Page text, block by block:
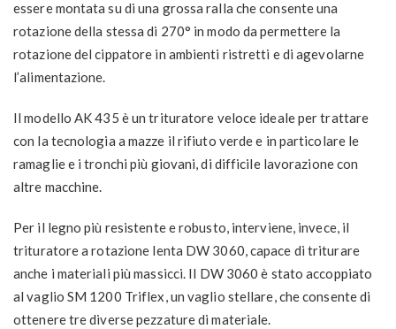
essere montata su di una grossa ralla che consente una
rotazione della stessa di 270° in modo da permettere la
rotazione del cippatore in ambienti ristretti e di agevolarne
l’alimentazione.
Il modello AK 435 è un trituratore veloce ideale per trattare
con la tecnologia a mazze il rifiuto verde e in particolare le
ramaglie e i tronchi più giovani, di difficile lavorazione con
altre macchine.
Per il legno più resistente e robusto, interviene, invece, il
trituratore a rotazione lenta DW 3060, capace di triturare
anche i materiali più massicci. Il DW 3060 è stato accoppiato
al vaglio SM 1200 Triflex, un vaglio stellare, che consente di
ottenere tre diverse pezzature di materiale.